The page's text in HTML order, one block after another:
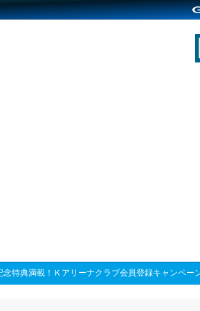
念特典満載！Ｋアリーナクラブ会員登録キャンペー